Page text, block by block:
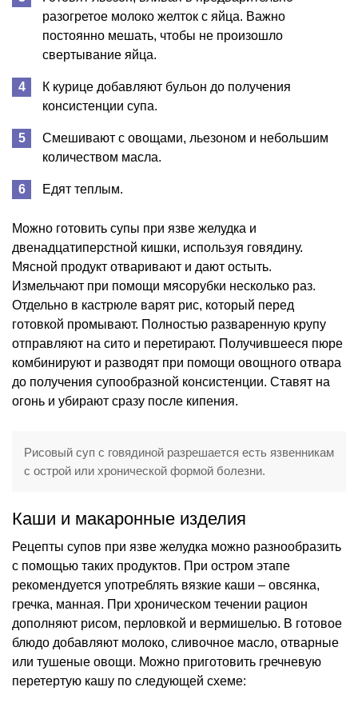
разогретое молоко желток с яйца. Важно
постоянно мешать, чтобы не произошло
свертывание яйца.
К курице добавляют бульон до получения
консистенции супа.
Смешивают с овощами, льезоном и небольшим
количеством масла.
Едят теплым.
Можно готовить супы при язве желудка и
двенадцатиперстной кишки, используя говядину.
Мясной продукт отваривают и дают остыть.
Измельчают при помощи мясорубки несколько раз.
Отдельно в кастрюле варят рис, который перед
готовкой промывают. Полностью разваренную крупу
отправляют на сито и перетирают. Получившееся пюре
комбинируют и разводят при помощи овощного отвара
до получения супообразной консистенции. Ставят на
огонь и убирают сразу после кипения.
Рисовый суп с говядиной разрешается есть язвенникам
с острой или хронической формой болезни.
Каши и макаронные изделия
Рецепты супов при язве желудка можно разнообразить
с помощью таких продуктов. При остром этапе
рекомендуется употреблять вязкие каши – овсянка,
гречка, манная. При хроническом течении рацион
дополняют рисом, перловкой и вермишелью. В готовое
блюдо добавляют молоко, сливочное масло, отварные
или тушеные овощи. Можно приготовить гречневую
перетертую кашу по следующей схеме: